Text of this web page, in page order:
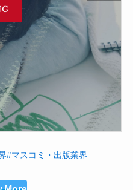
#マスコミ・出版業界